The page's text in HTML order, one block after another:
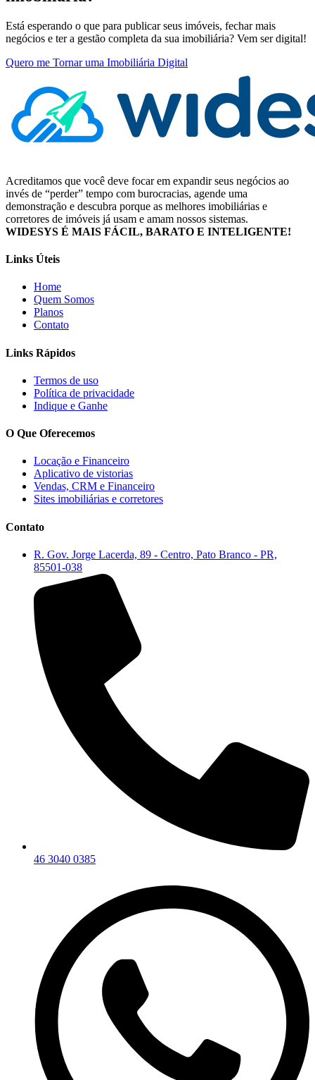
Está esperando o que para publicar seus imóveis, fechar mais
negócios e ter a gestão completa da sua imobiliária? Vem ser digital!
Quero me Tornar uma Imobiliária Digital
Acreditamos que você deve focar em expandir seus negócios ao
invés de “perder” tempo com burocracias, agende uma
demonstração e descubra porque as melhores imobiliárias e
corretores de imóveis já usam e amam nossos sistemas.
WIDESYS É MAIS FÁCIL, BARATO E INTELIGENTE!
Links Úteis
Home
Quem Somos
Planos
Contato
Links Rápidos
Termos de uso
Política de privacidade
Indique e Ganhe
O Que Oferecemos
Locação e Financeiro
Aplicativo de vistorias
Vendas, CRM e Financeiro
Sites imobiliárias e corretores
Contato
R. Gov. Jorge Lacerda, 89 - Centro, Pato Branco - PR,
85501-038
46 3040 0385